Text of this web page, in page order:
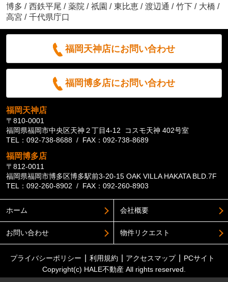
博多 / 西鉄平尾 / 薬院 / 祇園 / 東比恵 / 渡辺通 / 竹下 / 大橋 /
高宮 / 千代県庁口
福岡天神店にお問い合わせ
福岡博多店にお問い合わせ
福岡天神店
〒810-0001
福岡県福岡市中央区天神２丁目4-12 コスモ天神 402号室
TEL：092-738-8688 / FAX：092-738-8689
福岡博多店
〒812-0011
福岡県福岡市博多区博多駅前3-20-15 OAK VILLA HAKATA BLD.7F
TEL：092-260-8902 / FAX：092-260-8903
ホーム 会社概要
お問い合わせ 物件リクエスト
プライバシーポリシー 利用規約 アクセスマップ
PCサイト
Copyright(c) HALE不動産 All rights reserved.